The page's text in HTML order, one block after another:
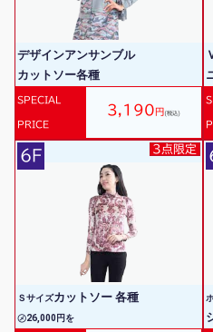
デザインアンサンブル
カットソー各種
SPECIAL
PRICE
3,190 円 (税込)
6F 3点限定
Ｓサイズカットソー 各種
㋱26,000円を